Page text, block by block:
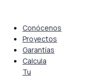
contenidoConócenos
Proyectos
Garantías
Calcula
Tu